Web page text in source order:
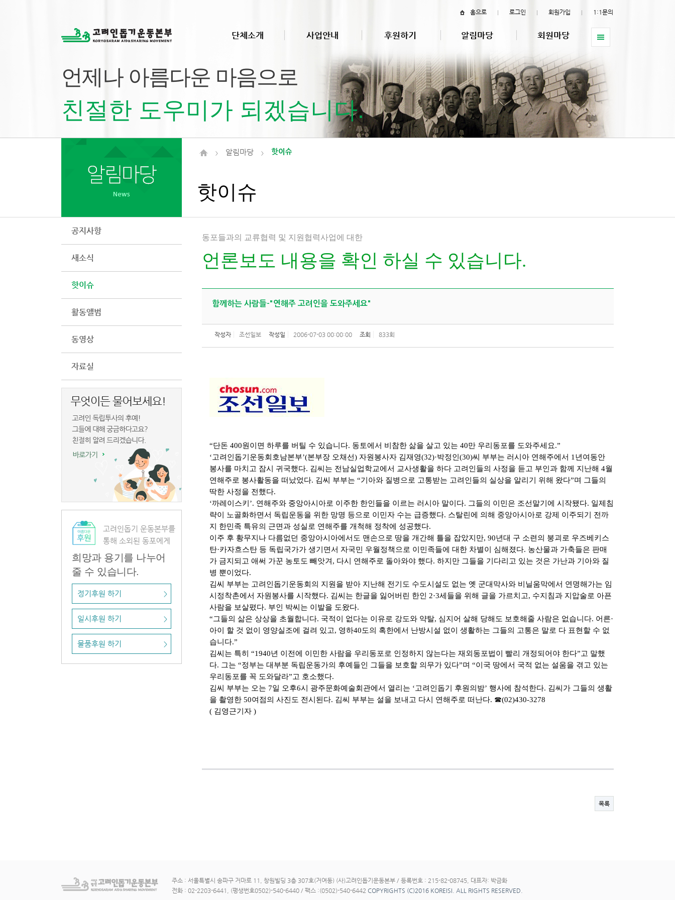
홈으로 로그인 회원가입 1:1문의
단체소개 사업안내 후원하기 알림마당 회원마당
언제나 아름다운 마음으로
친절한 도우미가 되겠습니다.
> 알림마당 > 핫이슈
핫이슈
공지사항
새소식
핫이슈
활동앨범
동영상
자료실
고려인돕기 운동본부를
통해 소외된 동포에게
희망과 용기를 나누어
줄 수 있습니다.
정기후원 하기 >
일시후원 하기 >
물품후원 하기 >
동포들과의 교류협력 및 지원협력사업에 대한
언론보도 내용을 확인 하실 수 있습니다.
함께하는 사람들-"연해주 고려인을 도와주세요"
작성자 조선일보 작성일 2006-07-03 00:00:00 조회 833회
“단돈 400원이면 하루를 버틸 수 있습니다. 동토에서 비참한 삶을 살고 있는 40만 우리동포를 도와주세요.”
‘고려인돕기운동회호남본부’(본부장 오채선) 자원봉사자 김재영(32)·박정인(30)씨 부부는 러시아 연해주에서 1년여동안
봉사를 마치고 잠시 귀국했다. 김씨는 전남실업학교에서 교사생활을 하다 고려인들의 사정을 듣고 부인과 함께 지난해 4월
연해주로 봉사활동을 떠났었다. 김씨 부부는 “기아와 질병으로 고통받는 고려인들의 실상을 알리기 위해 왔다”며 그들의
딱한 사정을 전했다.
‘까레이스키’. 연해주와 중앙아시아로 이주한 한인들을 이르는 러시아 말이다. 그들의 이민은 조선말기에 시작됐다. 일제침
략이 노골화하면서 독립운동을 위한 망명 등으로 이민자 수는 급증했다. 스탈린에 의해 중앙아시아로 강제 이주되기 전까
지 한민족 특유의 근면과 성실로 연해주를 개척해 정착에 성공했다.
이주 후 황무지나 다름없던 중앙아시아에서도 맨손으로 땅을 개간해 틀을 잡았지만, 90년대 구 소련의 붕괴로 우즈베키스
탄·카자흐스탄 등 독립국가가 생기면서 자국민 우월정책으로 이민족들에 대한 차별이 심해졌다. 농산물과 가축들은 판매
가 금지되고 애써 가꾼 농토도 빼앗겨, 다시 연해주로 돌아와야 했다. 하지만 그들을 기다리고 있는 것은 가난과 기아와 질
병 뿐이었다.
김씨 부부는 고려인돕기운동회의 지원을 받아 지난해 전기도 수도시설도 없는 옛 군대막사와 비닐움막에서 연명해가는 임
시정착촌에서 자원봉사를 시작했다. 김씨는 한글을 잃어버린 한인 2·3세들을 위해 글을 가르치고, 수지침과 지압술로 아픈
사람을 보살폈다. 부인 박씨는 이발을 도왔다.
“그들의 삶은 상상을 초월합니다. 국적이 없다는 이유로 강도와 약탈, 심지어 살해 당해도 보호해줄 사람은 없습니다. 어른·
아이 할 것 없이 영양실조에 걸려 있고, 영하40도의 혹한에서 난방시설 없이 생활하는 그들의 고통은 말로 다 표현할 수 없
습니다.”
김씨는 특히 “1940년 이전에 이민한 사람을 우리동포로 인정하지 않는다는 재외동포법이 빨리 개정되어야 한다”고 말했
다. 그는 “정부는 대부분 독립운동가의 후예들인 그들을 보호할 의무가 있다”며 “이국 땅에서 국적 없는 설움을 겪고 있는
우리동포를 꼭 도와달라”고 호소했다.
김씨 부부는 오는 7일 오후6시 광주문화예술회관에서 열리는 ‘고려인돕기 후원의밤’ 행사에 참석한다. 김씨가 그들의 생활
을 촬영한 50여점의 사진도 전시된다. 김씨 부부는 설을 보내고 다시 연해주로 떠난다. ☎(02)430-3278
( 김영근기자 )
목록
주소 : 서울특별시 송파구 거마로 11, 창원빌딩 3층 307호(거여동) (사)고려인돕기운동본부 / 등록번호 : 215-82-08745, 대표자: 박금화
전화 : 02-2203-6441, (평생번호0502)-540-6440 / 팩스 :(0502)-540-6442 COPYRIGHTS (C)2016 KOREISI. ALL RIGHTS RESERVED.